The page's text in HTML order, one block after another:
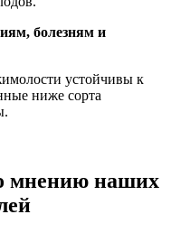
болезням и
устойчивы к
ниже сорта
мнению наших